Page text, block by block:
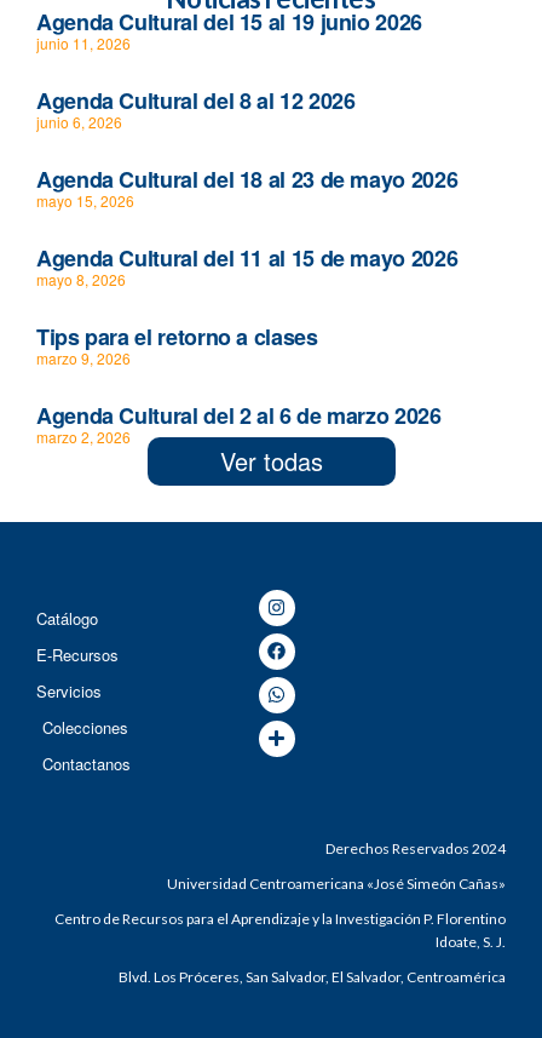
Agenda Cultural del 15 al 19 junio 2026
junio 11, 2026
Agenda Cultural del 8 al 12 2026
junio 6, 2026
Agenda Cultural del 18 al 23 de mayo 2026
mayo 15, 2026
Agenda Cultural del 11 al 15 de mayo 2026
mayo 8, 2026
Tips para el retorno a clases
marzo 9, 2026
Agenda Cultural del 2 al 6 de marzo 2026
marzo 2, 2026
Ver todas
Catálogo
E-Recursos
Servicios
Colecciones
Contactanos
Derechos Reservados 2024
Universidad Centroamericana «José Simeón Cañas»
Centro de Recursos para el Aprendizaje y la Investigación P. Florentino
Idoate, S. J.
Blvd. Los Próceres, San Salvador, El Salvador, Centroamérica